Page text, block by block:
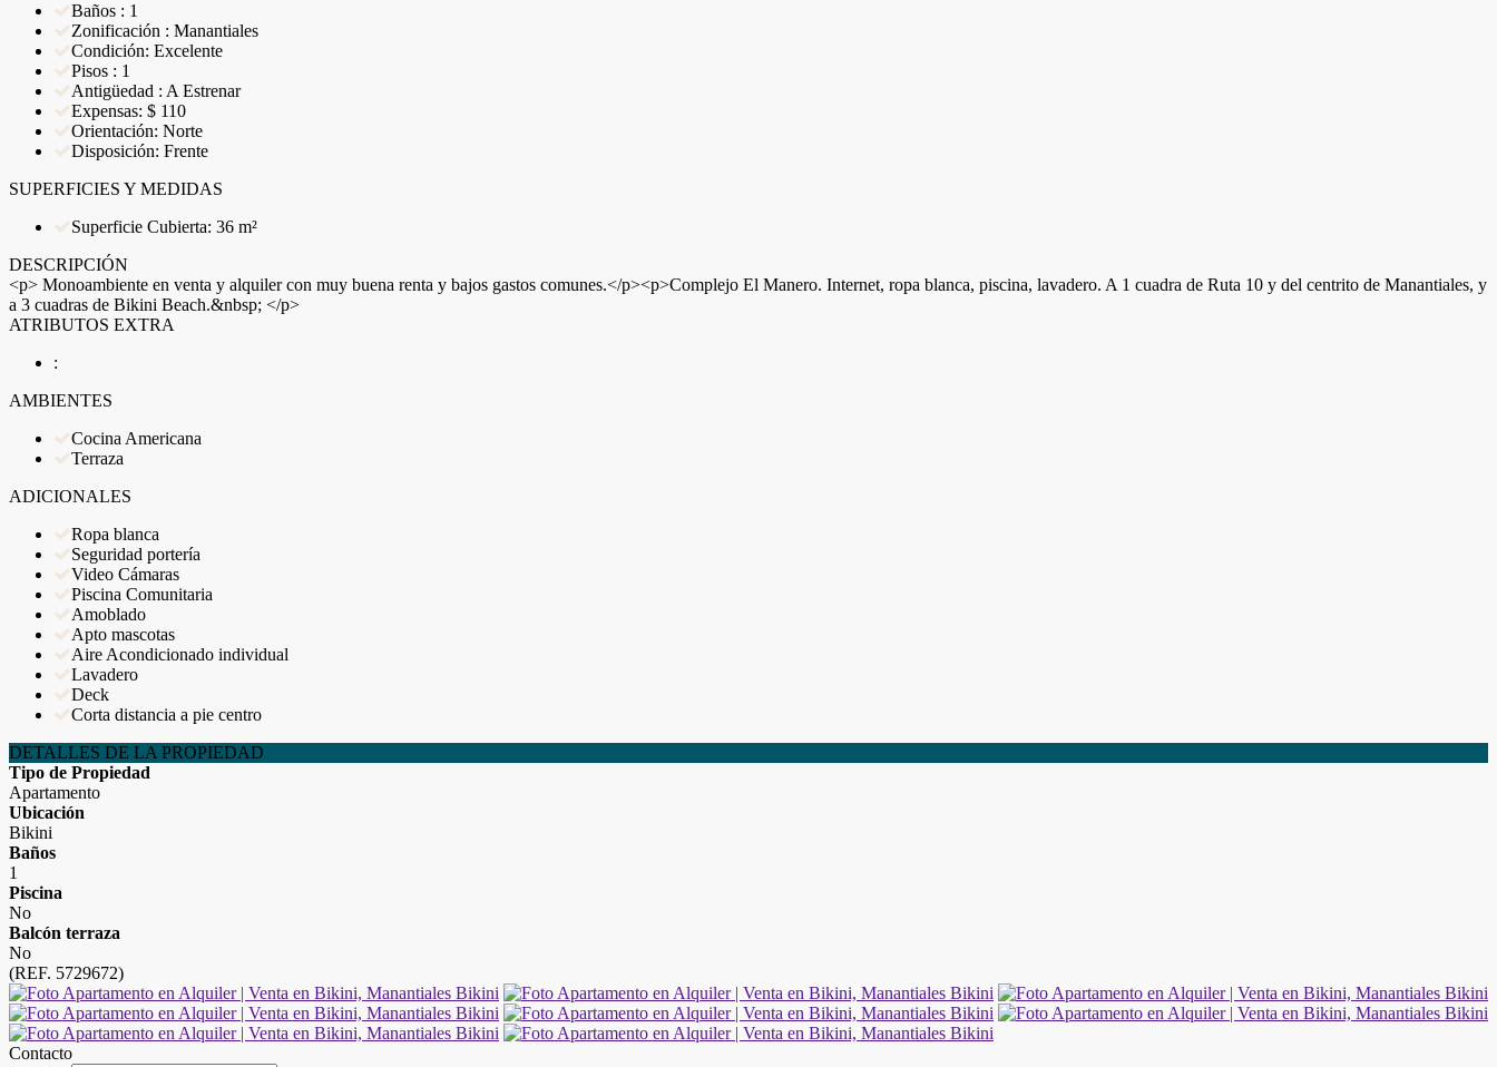
Baños : 1
Zonificación : Manantiales
Condición: Excelente
Pisos : 1
Antigüedad : A Estrenar
Expensas: $ 110
Orientación: Norte
Disposición: Frente
SUPERFICIES Y MEDIDAS
Superficie Cubierta: 36 m²
DESCRIPCIÓN
<p> Monoambiente en venta y alquiler con muy buena renta y bajos gastos comunes.</p><p>Complejo El Manero. Internet, ropa blanca, piscina, lavadero. A 1 cuadra de Ruta 10 y del centrito de Manantiales, y
a 3 cuadras de Bikini Beach.&nbsp; </p>
ATRIBUTOS EXTRA
:
AMBIENTES
Cocina Americana
Terraza
ADICIONALES
Ropa blanca
Seguridad portería
Video Cámaras
Piscina Comunitaria
Amoblado
Apto mascotas
Aire Acondicionado individual
Lavadero
Deck
Corta distancia a pie centro
DETALLES DE LA PROPIEDAD
Tipo de Propiedad
Apartamento
Ubicación
Bikini
Baños
1
Piscina
No
Balcón terraza
No
(REF. 5729672)
Contacto